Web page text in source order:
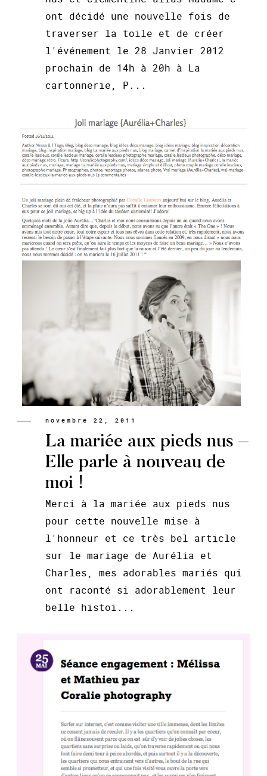
ont décidé une nouvelle fois de
traverser la toile et de créer
l'événement le 28 Janvier 2012
prochain de 14h à 20h à La
cartonnerie, P...
novembre 22, 2011
La mariée aux pieds nus –
Elle parle à nouveau de
moi !
Merci à la mariée aux pieds nus
pour cette nouvelle mise à
l'honneur et ce très bel article
sur le mariage de Aurélia et
Charles, mes adorables mariés qui
ont raconté si adorablement leur
belle histoi...